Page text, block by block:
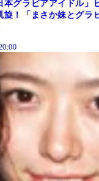
本グラビアアイドル」
旋！「まさか妹とグラ